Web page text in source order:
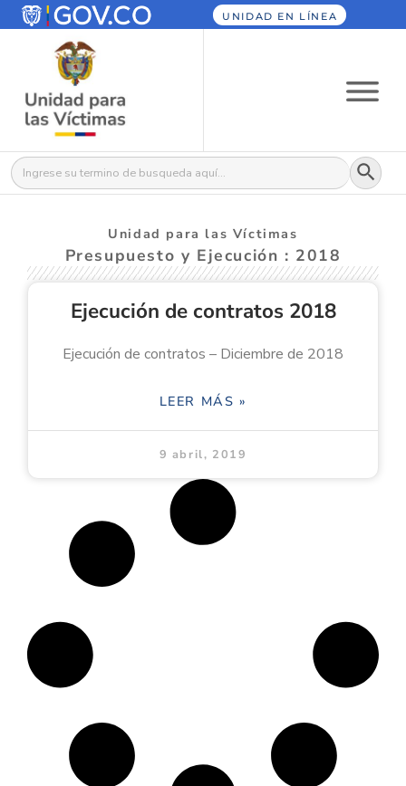
UNIDAD EN LÍNEA
Buscar: Botón
Unidad para las Víctimas
Presupuesto y Ejecución : 2018
Ejecución de contratos 2018
Ejecución de contratos – Diciembre de 2018
LEER MÁS »
9 abril, 2019